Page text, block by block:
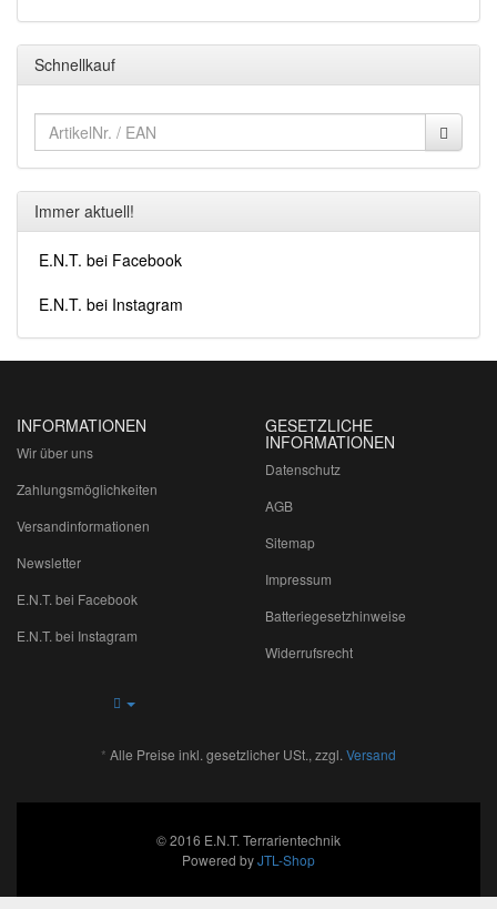
Schnellkauf
Immer aktuell!
E.N.T. bei Facebook
E.N.T. bei Instagram
INFORMATIONEN
Wir über uns
Zahlungsmöglichkeiten
Versandinformationen
Newsletter
E.N.T. bei Facebook
E.N.T. bei Instagram
GESETZLICHE
INFORMATIONEN
Datenschutz
AGB
Sitemap
Impressum
Batteriegesetzhinweise
Widerrufsrecht
* Alle Preise inkl. gesetzlicher USt., zzgl. Versand
© 2016 E.N.T. Terrarientechnik
Powered byJTL-Shop